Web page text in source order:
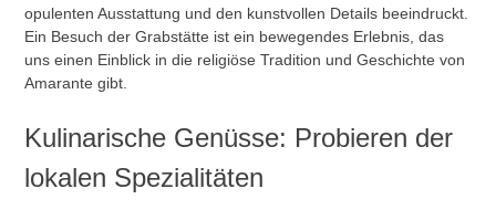
opulenten Ausstattung und den kunstvollen Details beeindruckt.
Ein Besuch der Grabstätte ist ein bewegendes Erlebnis, das
uns einen Einblick in die religiöse Tradition und Geschichte von
Amarante gibt.
Kulinarische Genüsse: Probieren der
lokalen Spezialitäten